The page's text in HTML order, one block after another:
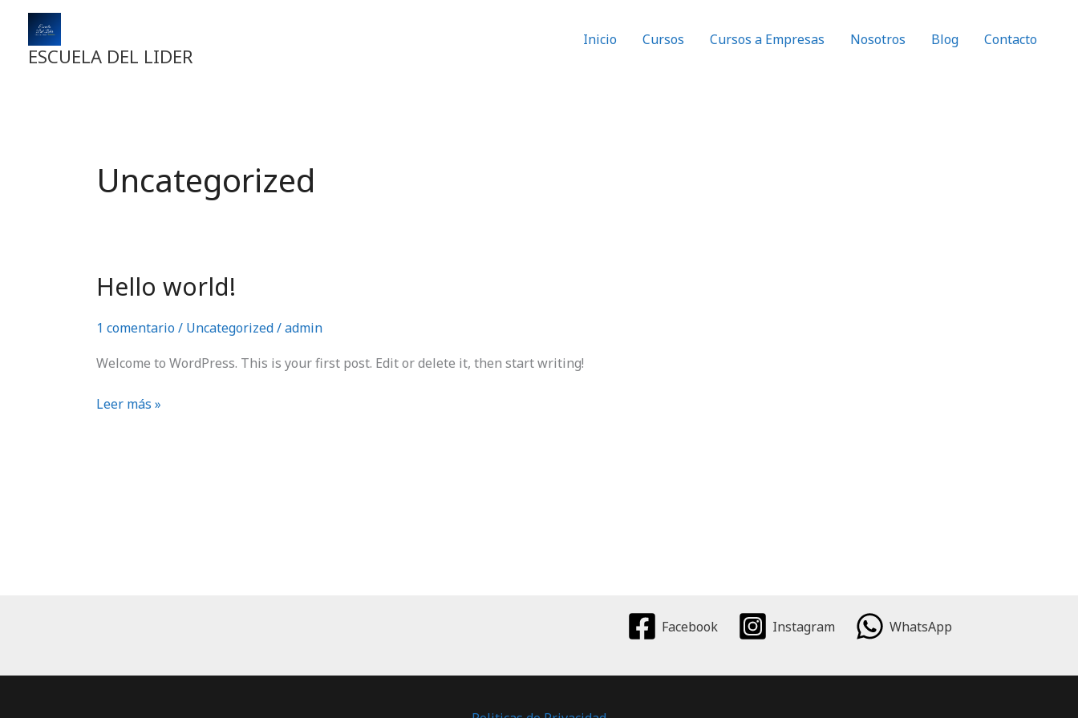
contenidoESCUELA DEL LIDER
Inicio Cursos Cursos a Empresas Nosotros Blog Contacto
Uncategorized
Hello world!
1 comentario/ Uncategorized/admin
Welcome to WordPress. This is your first post. Edit or delete it, then start writing!
Hello
Leer más »
Facebook Instagram WhatsApp